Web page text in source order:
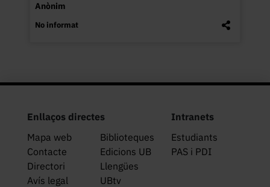
Anònim
No informat
Enllaços directes
Mapa web
Biblioteques
Contacte
Edicions UB
Directori
Llengües
Avís legal
UBtv
Intranets
Estudiants
PAS i PDI